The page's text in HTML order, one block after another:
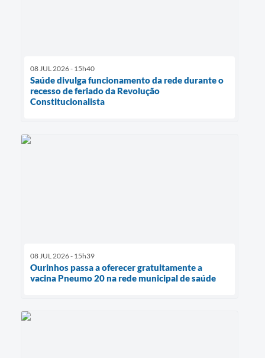
08 JUL 2026 - 15h40
Saúde divulga funcionamento da rede durante o
recesso de feriado da Revolução
Constitucionalista
08 JUL 2026 - 15h39
Ourinhos passa a oferecer gratuitamente a
vacina Pneumo 20 na rede municipal de saúde